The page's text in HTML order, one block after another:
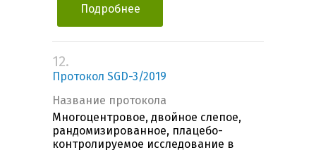
Подробнее
12.
Протокол SGD-3/2019
Название протокола
Многоцентровое, двойное слепое,
рандомизированное, плацебо-
контролируемое исследование в